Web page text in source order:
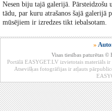
Nesen biju tajā galerijā.
tādu, par kuru atrašanos šajā galerijā
mūsējiem ir izredzes tikt iebalsotam.
»
Visas tiesības paturētas
Portālā EASYGET.LV izvietotais materiāls
Atsevišķas fotogrāfijas ir atļauts